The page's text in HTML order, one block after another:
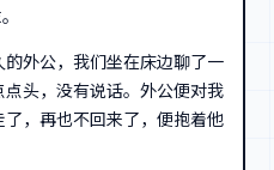
外公，我们坐在床边聊了一
头，没有说话。外公便对我
，再也不回来了，便抱着他